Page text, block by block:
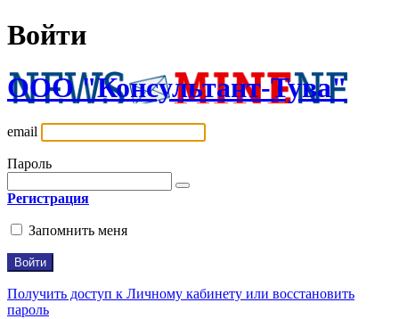
Войти
ООО "Консультант-Тува"
email
Пароль
Регистрация
Запомнить меня
Получить доступ к Личному кабинету или восстановить
пароль